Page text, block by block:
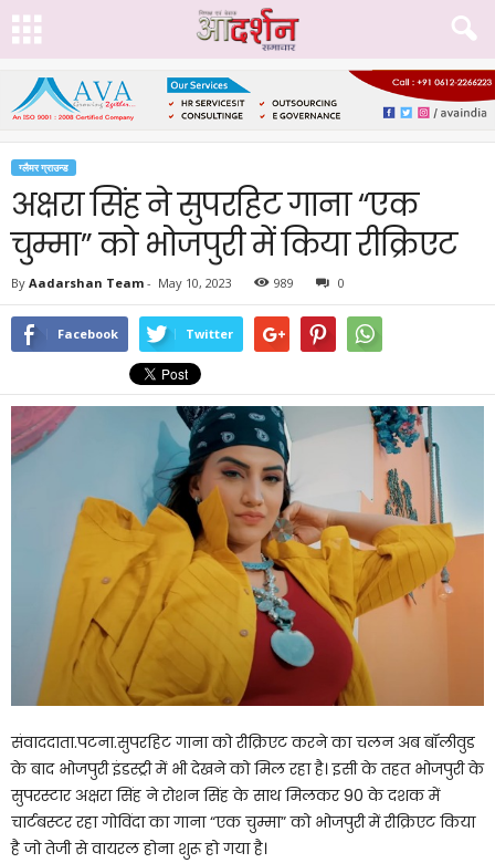
ग्लैमर ग्राउन्ड
अक्षरा सिंह ने सुपरहिट गाना “एक
चुम्मा” को भोजपुरी में किया रीक्रिएट
By Aadarshan Team - May 10, 2023 989 0
Facebook Twitter
संवाददाता.पटना.सुपरहिट गाना को रीक्रिएट करने का चलन अब बॉलीवुड
के बाद भोजपुरी इंडस्ट्री में भी देखने को मिल रहा है। इसी के तहत भोजपुरी के
सुपरस्टार अक्षरा सिंह ने रोशन सिंह के साथ मिलकर 90 के दशक में
चार्टबस्टर रहा गोविंदा का गाना “एक चुम्मा” को भोजपुरी में रीक्रिएट किया
है जो तेजी से वायरल होना शुरू हो गया है।